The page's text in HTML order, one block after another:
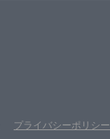
プライバシーポリシー